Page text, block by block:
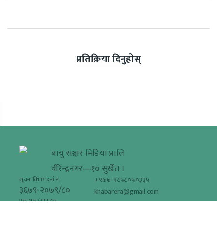
प्रतिक्रिया दिनुहोस्
बायु सञ्चार मिडिया प्रालि
वीरेन्द्रनगर—१० सुर्खेत ।
सूचना विभाग दर्ता नं.
३६७९-२०७९/८०
प्रकाशक/सम्पादक
+९७७-९८५८०५०३३५
khabarera@gmail.com